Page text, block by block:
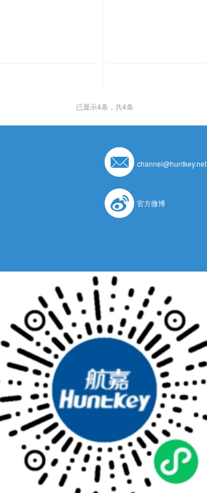
已显示4条，共4条
channel@huntkey.net
官方微博